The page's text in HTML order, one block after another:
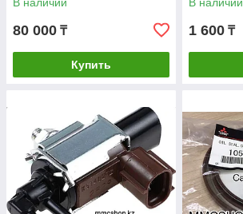
GWM79A GMB MD979171
80 000 ₸
Купить
1 600 ₸